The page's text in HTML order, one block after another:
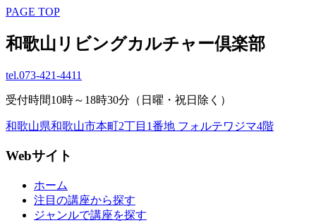
PAGE TOP
和歌山リビングカルチャー倶楽部
tel.073-421-4411
受付時間10時～18時30分（日曜・祝日除く）
和歌山県和歌山市本町2丁目1番地 フォルテワジマ4階
Webサイト
ホーム
注目の講座から探す
ジャンルで講座を探す